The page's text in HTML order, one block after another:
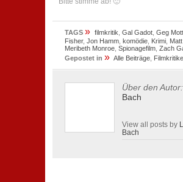
TAGS » filmkritik Gal Gadot Geg
Fisher, Jon Hamm komödie Krimi
Meribeth Monroe Spionagefilm Zach
Gepostet in » Alle Beiträge
Über den Autor:
Bach
View all posts by
Bach